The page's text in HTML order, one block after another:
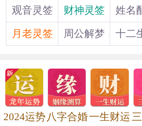
观音灵签
财神灵签 姓名
月老灵签
周公解梦 十二
2024运势 八字合婚一生财运